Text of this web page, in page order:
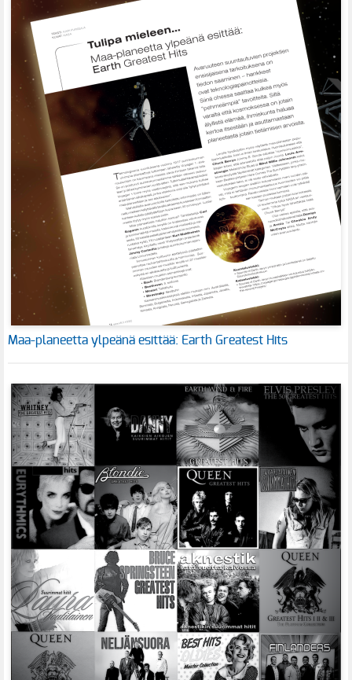
Maa-planeetta ylpeänä esittää: Earth Greatest Hits